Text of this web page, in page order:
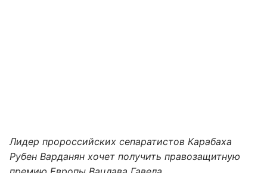
Лидер пророссийских сепаратистов Карабаха
Рубен Варданян хочет получить правозащитную